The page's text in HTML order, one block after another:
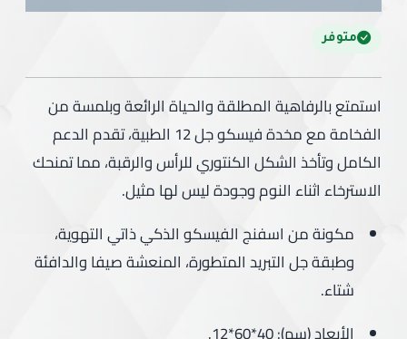
متوفر
استمتع بالرفاهية المطلقة والحياة الرائعة وبلمسة من
الفخامة مع مخدة فيسكو جل 12 الطبية، تقدم الدعم
الكامل وتأخذ الشكل الكنتوري للرأس والرقبة، مما تمنحك
الاسترخاء اثناء النوم وجودة ليس لها مثيل.
مكونة من اسفنج الفيسكو الذكي ذاتي التهوية،
وطبقة جل التبريد المتطورة، المنعشة صيفا والدافئة
شتاء.
الأبعاد (سم): 40*60*12.